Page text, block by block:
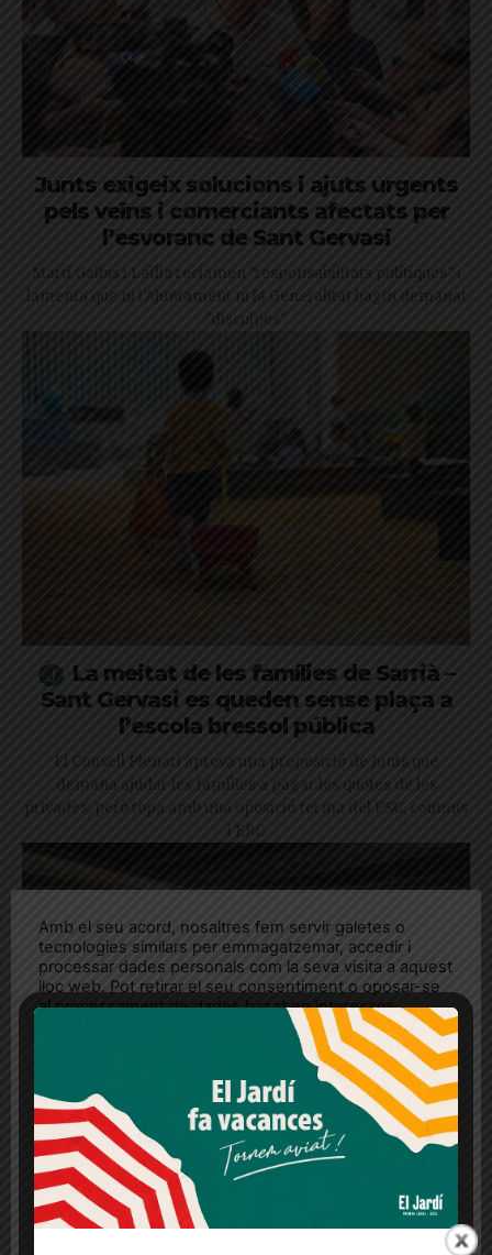
Junts exigeix solucions i ajuts urgents
pels veïns i comerciants afectats per
l’esvoranc de Sant Gervasi
Martí Galbis i Laïlla reclamen "responsabilitats polítiques" i
lamenta que ni l'Ajuntament ni la Generalitat hagin demanat
"disculpes"
La meitat de les famílies de Sarrià –
Sant Gervasi es queden sense plaça a
l’escola bressol pública
El Consell Plenari aprova una proposició de Junts que
demana ajudar les famílies a pagar les quotes de les
privades, però topa amb una oposició ferma del PSC, comuns
i ERC
Més de 80 persones assisteixen al
sopar d’estiu de Junts a Sarrià – Sant
Gervasi
Amb el seu acord, nosaltres fem servir galetes o
tecnologies similars per emmagatzemar, accedir i
processar dades personals com la seva visita a aquest
lloc web. Pot retirar el seu consentiment o oposar-se
al processament de dades basat en interessos
legítims en qualsevol moment fent clic a "Ajustos de
cookies" o a la nostra Política de privacitat en aquest
lloc web. Si cliques "acceptar" dones el teu
Més informació Acceptar Rebutjar tot
Quan l’usuari crea un compte al Diari el Jardí, dona el
seu consentiment explícit per rebre comunicacions